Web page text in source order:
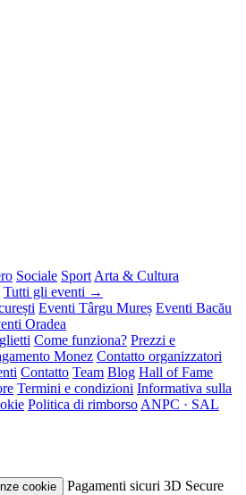
Sociale Sport Arta & Cultura
Tutti gli eventi →
Eventi Târgu Mureș Eventi Bacău
Oradea
Come funziona? Prezzi e
Monez Contatto organizzatori
Contatto Team Blog Hall of Fame
Termini e condizioni Informativa sulla
Politica di rimborso ANPC · SAL
cookie Pagamenti sicuri 3D Secure